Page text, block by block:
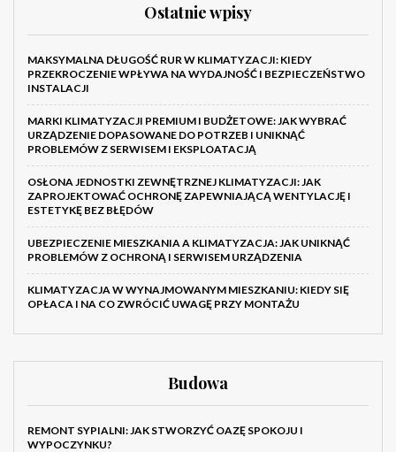
Ostatnie wpisy
MAKSYMALNA DŁUGOŚĆ RUR W KLIMATYZACJI: KIEDY
PRZEKROCZENIE WPŁYWA NA WYDAJNOŚĆ I BEZPIECZEŃSTWO
INSTALACJI
MARKI KLIMATYZACJI PREMIUM I BUDŻETOWE: JAK WYBRAĆ
URZĄDZENIE DOPASOWANE DO POTRZEB I UNIKNĄĆ
PROBLEMÓW Z SERWISEM I EKSPLOATACJĄ
OSŁONA JEDNOSTKI ZEWNĘTRZNEJ KLIMATYZACJI: JAK
ZAPROJEKTOWAĆ OCHRONĘ ZAPEWNIAJĄCĄ WENTYLACJĘ I
ESTETYKĘ BEZ BŁĘDÓW
UBEZPIECZENIE MIESZKANIA A KLIMATYZACJA: JAK UNIKNĄĆ
PROBLEMÓW Z OCHRONĄ I SERWISEM URZĄDZENIA
KLIMATYZACJA W WYNAJMOWANYM MIESZKANIU: KIEDY SIĘ
OPŁACA I NA CO ZWRÓCIĆ UWAGĘ PRZY MONTAŻU
Budowa
REMONT SYPIALNI: JAK STWORZYĆ OAZĘ SPOKOJU I
WYPOCZYNKU?